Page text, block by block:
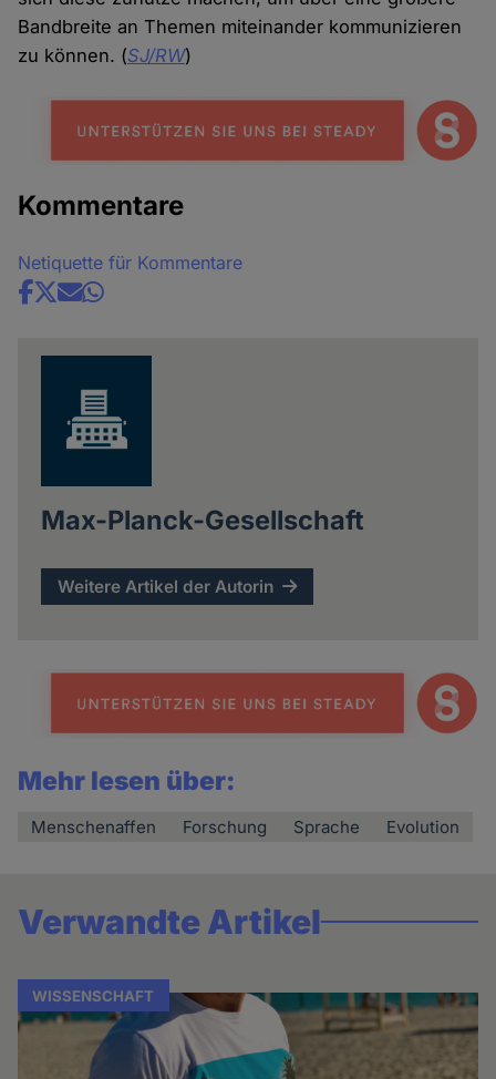
Bandbreite an Themen miteinander kommunizieren
zu können. (SJ/RW)
Kommentare
Netiquette für Kommentare
Share
Max-Planck-Gesellschaft
Weitere Artikel der Autorin
Mehr lesen über:
Menschenaffen Forschung Sprache Evolution
Verwandte Artikel
WISSENSCHAFT